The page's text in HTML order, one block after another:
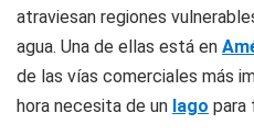
atraviesan regiones
agua. Una de ellas está en
de las vías comerciales más
hora necesita de un lago para